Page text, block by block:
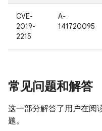
CVE-
2019-
2215
A-
141720095
常见问题和解答
这一部分解答了用户在阅
题。